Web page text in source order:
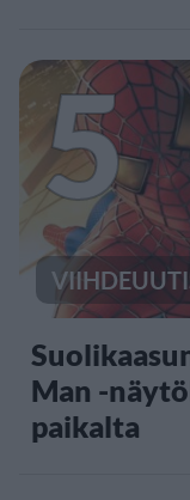
5
Man -
paikalta